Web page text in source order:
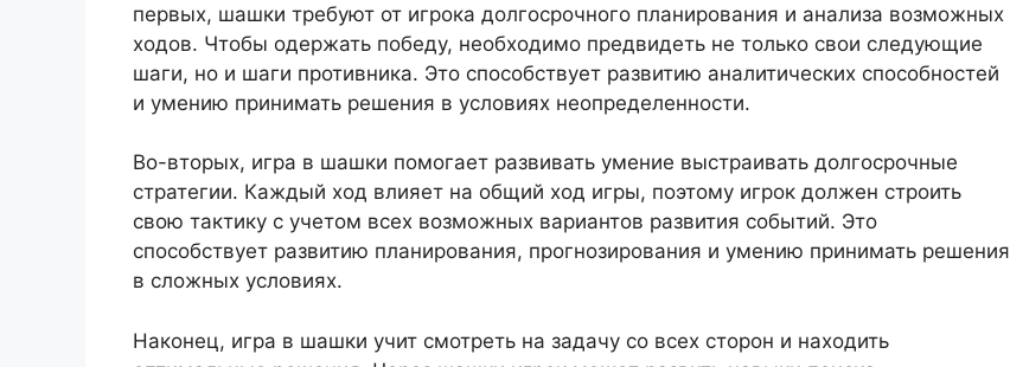
первых, шашки требуют от игрока долгосрочного планирования и анализа возможных
ходов. Чтобы одержать победу, необходимо предвидеть не только свои следующие
шаги, но и шаги противника. Это способствует развитию аналитических способностей
и умению принимать решения в условиях неопределенности.
Во-вторых, игра в шашки помогает развивать умение выстраивать долгосрочные
стратегии. Каждый ход влияет на общий ход игры, поэтому игрок должен строить
свою тактику с учетом всех возможных вариантов развития событий. Это
способствует развитию планирования, прогнозирования и умению принимать решения
в сложных условиях.
Наконец, игра в шашки учит смотреть на задачу со всех сторон и находить